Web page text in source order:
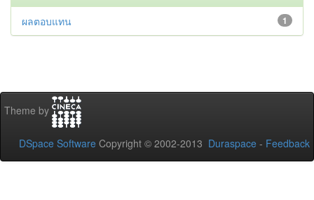
1
ผลตอบแทน
Theme by
DSpace Software Copyright © 2002-2013 Duraspace - Feedback